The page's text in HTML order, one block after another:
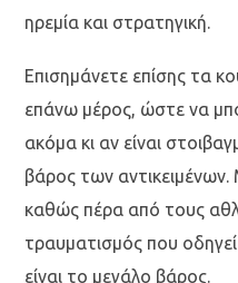
ηρεμία και στρατηγική.
Επισημάνετε επίσης τα
επάνω μέρος, ώστε να
ακόμα κι αν είναι
βάρος των
καθώς πέρα από τους
τραυματισμός που
είναι το μεγάλο βάρος.